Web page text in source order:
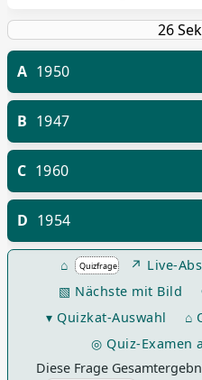
A 1950
B 1947
C 1960
D 1954
⌂ ↗ Live-
▧ Nächste mit Bild
▾ Quizkat-Auswahl
⌂
◎ Quiz-Examen
Diese Frage